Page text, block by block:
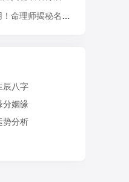
背后的五行杀局与取名禁忌
辰八字
分姻缘
势分析